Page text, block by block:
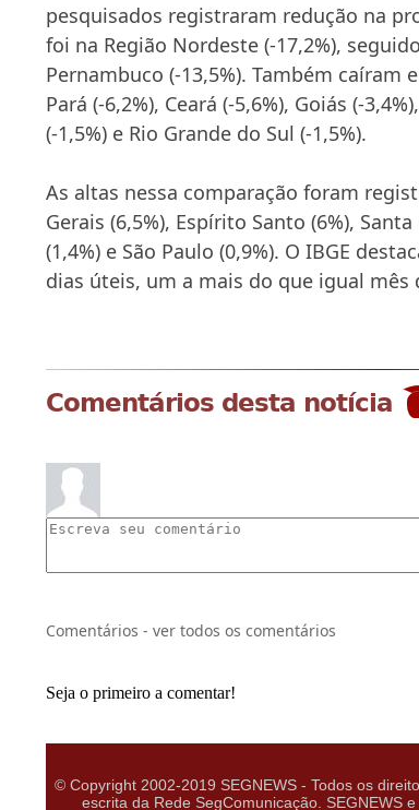
pesquisados registraram redução na
foi na Região Nordeste (-17,2%),
Pernambuco (-13,5%). Também caíram
Pará (-6,2%), Ceará (-5,6%), Goiás (-
(-1,5%) e Rio Grande do Sul (-1,5%).
As altas nessa comparação foram
Gerais (6,5%), Espírito Santo (6%),
(1,4%) e São Paulo (0,9%). O IBGE
dias úteis, um a mais do que igual mês
Comentários desta notícia
Comentários - ver todos os comentários
Seja o primeiro a comentar!
© Copyright 2002-2019 SEGNEWS - Todos os
escrita da Rede SegComunicação. SEGNEWS